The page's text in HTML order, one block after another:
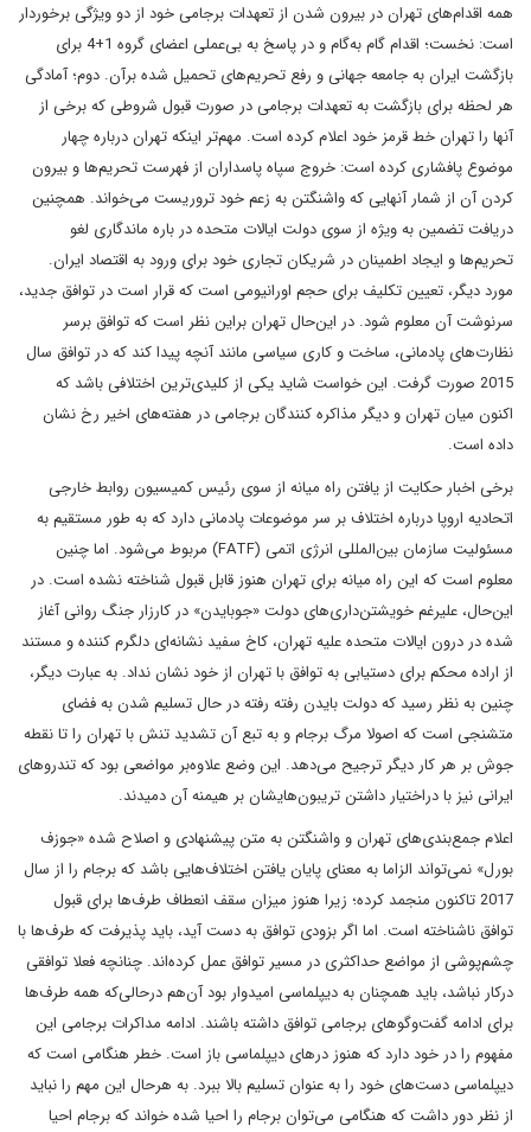
همه اقدام‌های تهران در بیرون شدن از تعهدات برجامی خود از دو ویژگی برخوردار
است: نخست؛ اقدام گام به‌گام و در پاسخ به بی‌عملی اعضای گروه 1+4 برای
بازگشت ایران به جامعه جهانی و رفع تحریم‌های تحمیل شده برآن. دوم؛ آمادگی
هر لحظه برای بازگشت به تعهدات برجامی در صورت قبول شروطی که برخی از
آنها را تهران خط قرمز خود اعلام کرده است. مهم‌تر اینکه تهران درباره چهار
موضوع پافشاری کرده است: خروج سپاه پاسداران از فهرست تحریم‌ها و بیرون
کردن آن از شمار آنهایی که واشنگتن به زعم خود تروریست می‌خواند. همچنین
دریافت تضمین به ویژه از سوی دولت ایالات متحده در باره ماندگاری لغو
تحریم‌ها و ایجاد اطمینان در شریکان تجاری خود برای ورود به اقتصاد ایران.
مورد دیگر، تعیین تکلیف برای حجم اورانیومی است که قرار است در توافق جدید،
سرنوشت آن معلوم شود. در این‌حال تهران براین نظر است که توافق برسر
نظارت‌های پادمانی، ساخت و کاری سیاسی مانند آنچه پیدا کند که در توافق سال
2015 صورت گرفت. این خواست شاید یکی از کلیدی‌ترین اختلافی باشد که
اکنون میان تهران و دیگر مذاکره کنندگان برجامی در هفته‌های اخیر رخ نشان
داده است.
برخی اخبار حکایت از یافتن راه میانه از سوی رئیس کمیسیون روابط خارجی
اتحادیه اروپا درباره اختلاف بر سر موضوعات پادمانی دارد که به طور مستقیم به
مسئولیت سازمان بین‌المللی انرژی اتمی (FATF) مربوط می‌شود. اما چنین
معلوم است که این راه میانه برای تهران هنوز قابل قبول شناخته نشده است. در
این‌حال، علیرغم خویشتن‌داری‌های دولت «جوبایدن» در کارزار جنگ روانی آغاز
شده در درون ایالات متحده علیه تهران، کاخ سفید نشانه‌ای دلگرم کننده و مستند
از اراده محکم برای دستیابی به توافق با تهران از خود نشان نداد. به عبارت دیگر،
چنین به نظر رسید که دولت بایدن رفته رفته در حال تسلیم شدن به فضای
متشنجی است که اصولا مرگ برجام و به تبع آن تشدید تنش با تهران را تا نقطه
جوش بر هر کار دیگر ترجیح می‌دهد. این وضع علاوه‌بر مواضعی بود که تندروهای
ایرانی نیز با دراختیار داشتن تریبون‌هایشان بر هیمنه آن دمیدند.
اعلام جمع‌بندی‌های تهران و واشنگتن به متن پیشنهادی و اصلاح شده «جوزف
بورل» نمی‌تواند الزاما به معنای پایان یافتن اختلاف‌هایی باشد که برجام را از سال
2017 تاکنون منجمد کرده؛ زیرا هنوز میزان سقف انعطاف‌ طرف‌ها برای قبول
توافق ناشناخته است. اما اگر بزودی توافق به دست آید، باید پذیرفت که طرف‌ها با
چشم‌پوشی از مواضع حداکثری در مسیر توافق عمل کرده‌اند. چنانچه فعلا توافقی
درکار نباشد، باید همچنان به دیپلماسی امیدوار بود آن‌هم درحالی‌که همه طرف‌ها
برای ادامه گفت‌وگوهای برجامی توافق داشته باشند. ادامه مداکرات برجامی این
مفهوم را در خود دارد که هنوز درهای دیپلماسی باز است. خطر هنگامی است که
دیپلماسی دست‌های خود را به عنوان تسلیم بالا ببرد. به هرحال این مهم را نباید
از نظر دور داشت که هنگامی می‌توان برجام را احیا شده خواند که برجام احیا